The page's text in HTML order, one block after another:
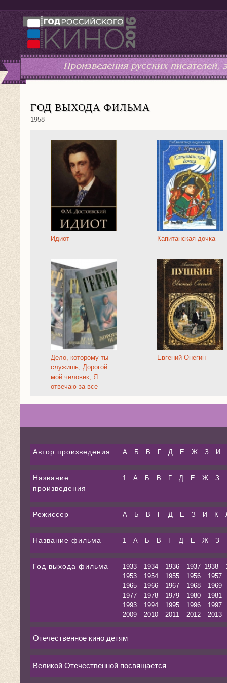
Произведения русских
ГОД ВЫХОДА ФИЛЬМА
1958
Идиот Капитанская дочка
Дело, которому ты
служишь; Дорогой
мой человек; Я
отвечаю за все
Евгений Онегин
Автор произведения А Б В Г Д Е Ж З И
Название
произведения
1 А Б В Г Д Е Ж З
Режиссер А Б В Г Д Е З И К
Название фильма 1 А Б В Г Д Е Ж З
Год выхода фильма 1933 1934 1936 1937–1938
1953
1954 1955 1956
1957
1965
1966 1967 1968
1969
1977
1978 1979 1980
1981
1993
1994 1995 1996
1997
2009
2010 2011 2012 2013
Отечественное кино детям
Великой Отечественной посвящается